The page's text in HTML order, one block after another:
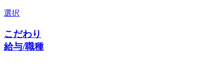
選択
こだわり
給与/職種